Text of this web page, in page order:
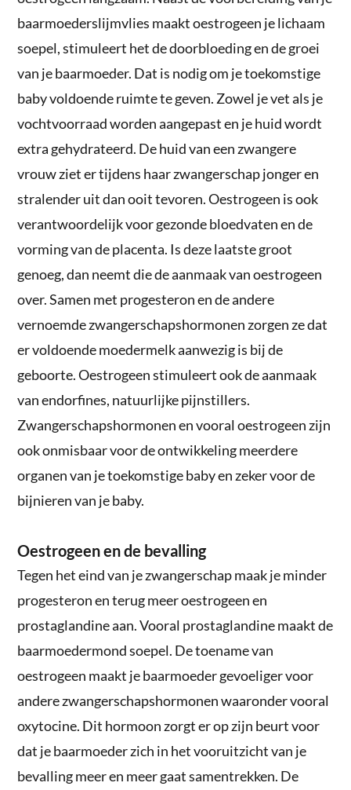
baarmoederslijmvlies maakt oestrogeen je lichaam
soepel, stimuleert het de doorbloeding en de groei
van je baarmoeder. Dat is nodig om je toekomstige
baby voldoende ruimte te geven. Zowel je vet als je
vochtvoorraad worden aangepast en je huid wordt
extra gehydrateerd. De huid van een zwangere
vrouw ziet er tijdens haar zwangerschap jonger en
stralender uit dan ooit tevoren. Oestrogeen is ook
verantwoordelijk voor gezonde bloedvaten en de
vorming van de placenta. Is deze laatste groot
genoeg, dan neemt die de aanmaak van oestrogeen
over. Samen met progesteron en de andere
vernoemde zwangerschapshormonen zorgen ze dat
er voldoende moedermelk aanwezig is bij de
geboorte. Oestrogeen stimuleert ook de aanmaak
van endorfines, natuurlijke pijnstillers.
Zwangerschapshormonen en vooral oestrogeen zijn
ook onmisbaar voor de ontwikkeling meerdere
organen van je toekomstige baby en zeker voor de
bijnieren van je baby.
Oestrogeen en de bevalling
Tegen het eind van je zwangerschap maak je minder
progesteron en terug meer oestrogeen en
prostaglandine aan. Vooral prostaglandine maakt de
baarmoedermond soepel. De toename van
oestrogeen maakt je baarmoeder gevoeliger voor
andere zwangerschapshormonen waaronder vooral
oxytocine. Dit hormoon zorgt er op zijn beurt voor
dat je baarmoeder zich in het vooruitzicht van je
bevalling meer en meer gaat samentrekken. De